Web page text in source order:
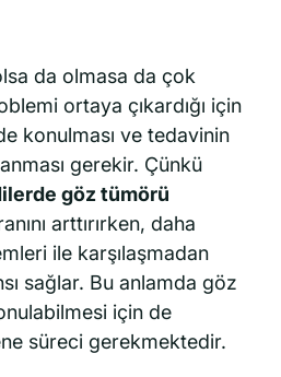
da olmasa da çok
ortaya çıkardığı için
konulması ve tedavinin
gerekir. Çünkü
göz tümörü
arttırırken, daha
ile karşılaşmadan
sağlar. Bu anlamda göz
için de
süreci gerekmektedir.